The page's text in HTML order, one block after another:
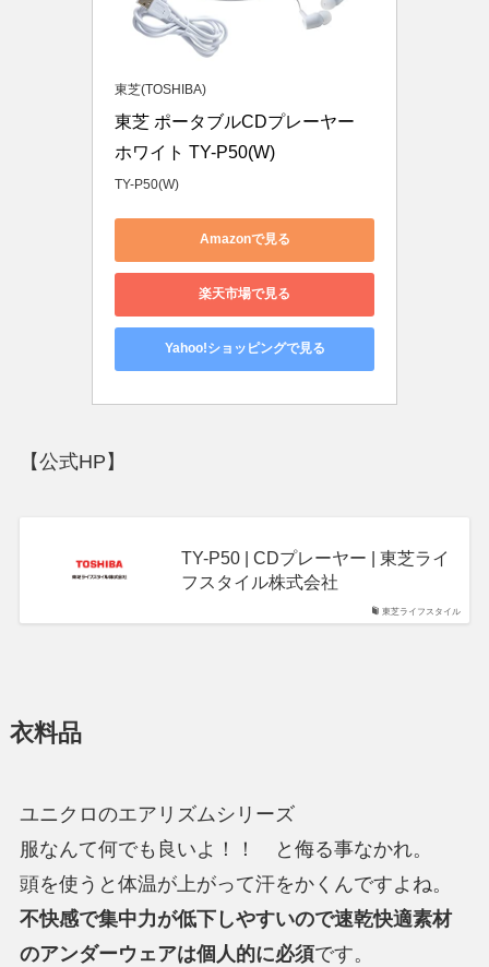
東芝(TOSHIBA)
東芝 ポータブルCDプレーヤー
ホワイト TY-P50(W)
TY-P50(W)
Amazonで見る
楽天市場で見る
Yahoo!ショッピングで見る
【公式HP】
東芝ライフスタイル
TY-P50 | CDプレーヤー | 東芝ライ
フスタイル株式会社
衣料品
ユニクロのエアリズムシリーズ
服なんて何でも良いよ！！ と侮る事なかれ。
頭を使うと体温が上がって汗をかくんですよね。
不快感で集中力が低下しやすいので速乾快適素材
のアンダーウェアは個人的に必須です。